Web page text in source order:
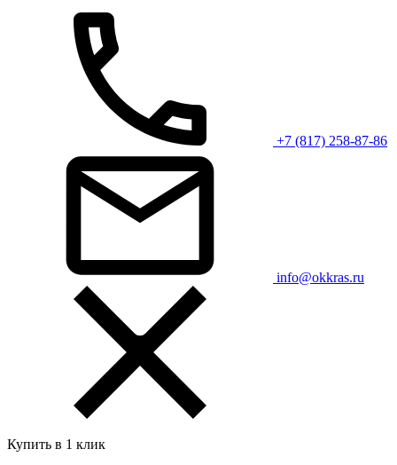
+7 (817) 258-87-86
info@okkras.ru
Купить в 1 клик